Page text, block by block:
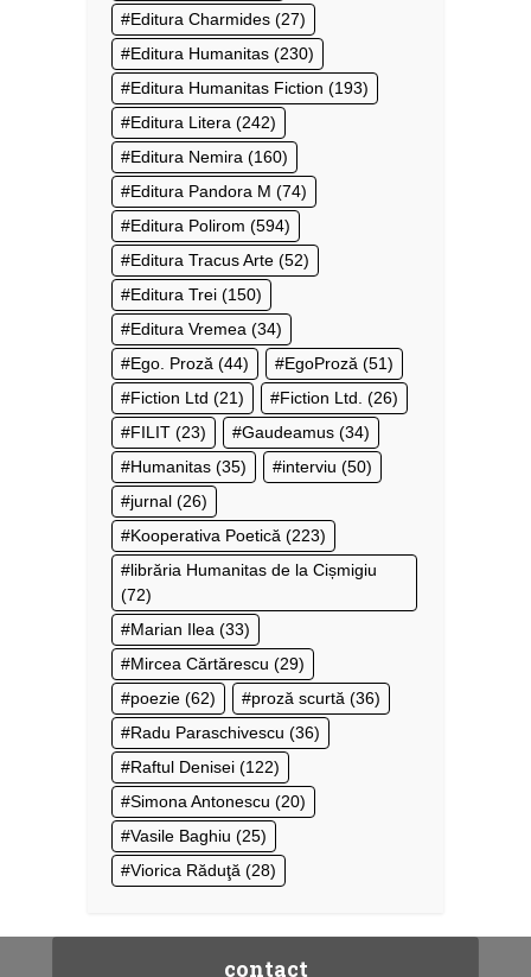
Editura Charmides (27)
Editura Humanitas (230)
Editura Humanitas Fiction (193)
Editura Litera (242)
Editura Nemira (160)
Editura Pandora M (74)
Editura Polirom (594)
Editura Tracus Arte (52)
Editura Trei (150)
Editura Vremea (34)
Ego. Proză (44) EgoProză (51)
Fiction Ltd (21) Fiction Ltd. (26)
FILIT (23) Gaudeamus (34)
Humanitas (35) interviu (50)
jurnal (26)
Kooperativa Poetică (223)
librăria Humanitas de la Cișmigiu
(72)
Marian Ilea (33)
Mircea Cărtărescu (29)
poezie (62) proză scurtă (36)
Radu Paraschivescu (36)
Raftul Denisei (122)
Simona Antonescu (20)
Vasile Baghiu (25)
Viorica Răduţă (28)
contact